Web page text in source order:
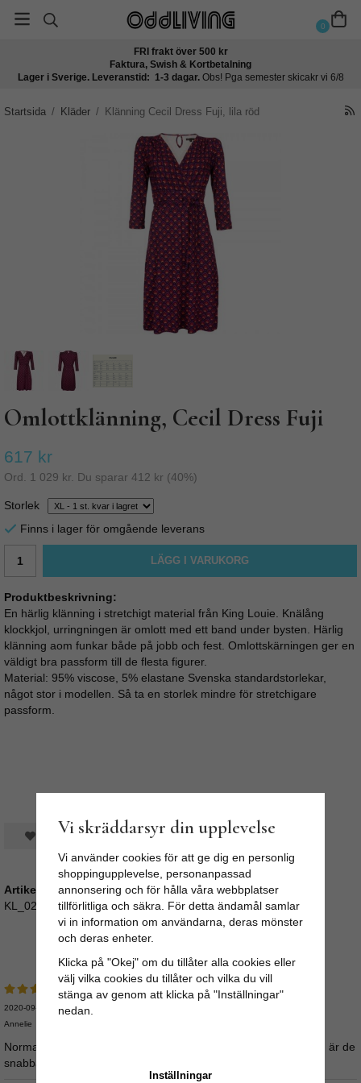
0
FRI frakt över 500 kr
Faktura, Swish & Kortbetalning
Lager i Sverige. Leveranstid: 1-3 dagar. Obs! Pga semester skicakr vi 6/8
Startsida / Kläder / Klänning Cecil Dress Fuji, lila röd
Omlottklänning, Cecil Dress Fuji
617 kr
Ord. 1 029 kr . Du sparar 412 kr (40%)
Storlek
Finns i lager för omgående leverans
LÄGG I VARUKORG
Produktbeskrivning:
En härlig klänning i stretchigt material från King Louie. Knälång
klockkjol, urringningen är omlott med ett band under bysten. Härlig
klänning aom funkar både på jobb och fest. Omlottskärningen ger en
väldigt bra passform till de flesta figurer.
Material: 95% viscose, 5% elastane Svenska standardstorlekar,
något stor i modellen. Så ta en storlek mindre för stretchigare
passform.
Spara som favorit
Artikelnummer:
KL_02203B-3
2020-09-05
Annelie
Normal i storleken tycker jag. Sen måste jag säga att odd-living är de
snabbaste jag varit med om
Vi skräddarsyr din upplevelse
Vi använder cookies för att ge dig en personlig
shoppingupplevelse, personanpassad
annonsering och för hålla våra webbplatser
tillförlitliga och säkra. För detta ändamål samlar
vi in information om användarna, deras mönster
och deras enheter.
Klicka på "Okej" om du tillåter alla cookies eller
välj vilka cookies du tillåter och vilka du vill
stänga av genom att klicka på "Inställningar"
nedan.
Inställningar